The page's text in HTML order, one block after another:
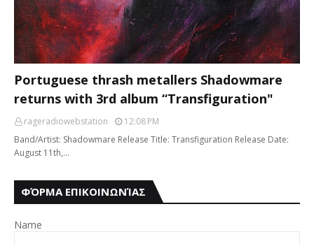
Portuguese thrash metallers Shadowmare
returns with 3rd album “Transfiguration"
rageradiowebstation
12:08 PM
Band/Artist: Shadowmare Release Title: Transfiguration Release Date:
August 11th,…
ΦΌΡΜΑ ΕΠΙΚΟΙΝΩΝΊΑΣ
Name